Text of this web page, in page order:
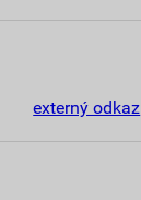
externý odkaz